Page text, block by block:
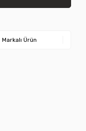
Markalı Ürün